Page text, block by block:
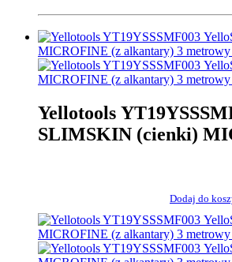
Yellotools
SLIMSKIN (cienki)
Dodaj do